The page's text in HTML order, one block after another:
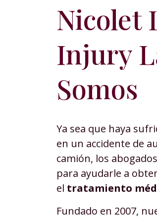
Nicolet
Injury
Somos
Ya sea que haya
en un accidente de
camión, los
para ayudarle a
el tratamiento
Fundado en 2007,